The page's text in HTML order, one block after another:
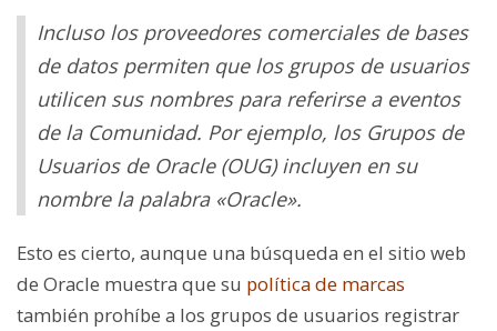
Incluso los proveedores comerciales de bases
de datos permiten que los grupos de usuarios
utilicen sus nombres para referirse a eventos
de la Comunidad. Por ejemplo, los Grupos de
Usuarios de Oracle (OUG) incluyen en su
nombre la palabra «Oracle».
Esto es cierto, aunque una búsqueda en el sitio web
de Oracle muestra que su política de marcas
también prohíbe a los grupos de usuarios registrar